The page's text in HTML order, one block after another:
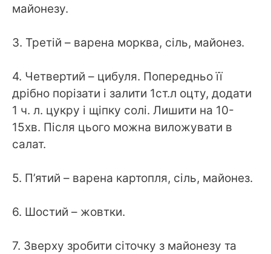
майонезу.
3. Третій – варена морква, сіль, майонез.
4. Четвертий – цибуля. Попередньо її
дрібно порізати і залити 1ст.л оцту, додати
1 ч. л. цукру і щіпку солі. Лишити на 10-
15хв. Після цього можна виложувати в
салат.
5. П’ятий – варена картопля, сіль, майонез.
6. Шостий – жовтки.
7. Зверху зробити сіточку з майонезу та